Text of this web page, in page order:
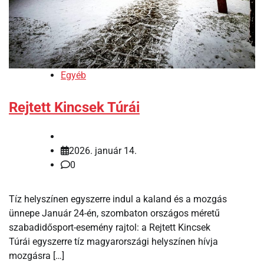
Egyéb
Rejtett Kincsek Túrái
2026. január 14.
0
Tíz helyszínen egyszerre indul a kaland és a mozgás
ünnepe Január 24-én, szombaton országos méretű
szabadidősport-esemény rajtol: a Rejtett Kincsek
Túrái egyszerre tíz magyarországi helyszínen hívja
mozgásra […]